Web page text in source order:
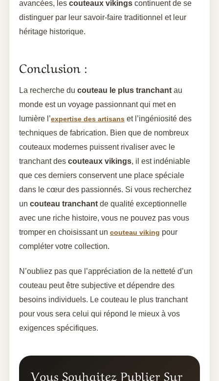
avancées, les couteaux vikings continuent de se
distinguer par leur savoir-faire traditionnel et leur
héritage historique.
Conclusion :
La recherche du couteau le plus tranchant au
monde est un voyage passionnant qui met en
lumière l’expertise des artisans et l’ingéniosité des
techniques de fabrication. Bien que de nombreux
couteaux modernes puissent rivaliser avec le
tranchant des couteaux vikings, il est indéniable
que ces derniers conservent une place spéciale
dans le cœur des passionnés. Si vous recherchez
un couteau tranchant de qualité exceptionnelle
avec une riche histoire, vous ne pouvez pas vous
tromper en choisissant un couteau viking pour
compléter votre collection.
N’oubliez pas que l’appréciation de la netteté d’un
couteau peut être subjective et dépendre des
besoins individuels. Le couteau le plus tranchant
pour vous sera celui qui répond le mieux à vos
exigences spécifiques.
Vous Souhaitez Publier Sur